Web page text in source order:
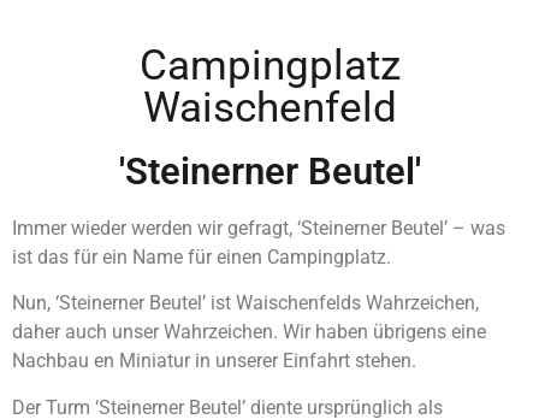
Campingplatz
Waischenfeld
'Steinerner Beutel'
Immer wieder werden wir gefragt, ‘Steinerner Beutel’ – was
ist das für ein Name für einen Campingplatz.
Nun, ‘Steinerner Beutel’ ist Waischenfelds Wahrzeichen,
daher auch unser Wahrzeichen. Wir haben übrigens eine
Nachbau en Miniatur in unserer Einfahrt stehen.
Der Turm ‘Steinerner Beutel’ diente ursprünglich als